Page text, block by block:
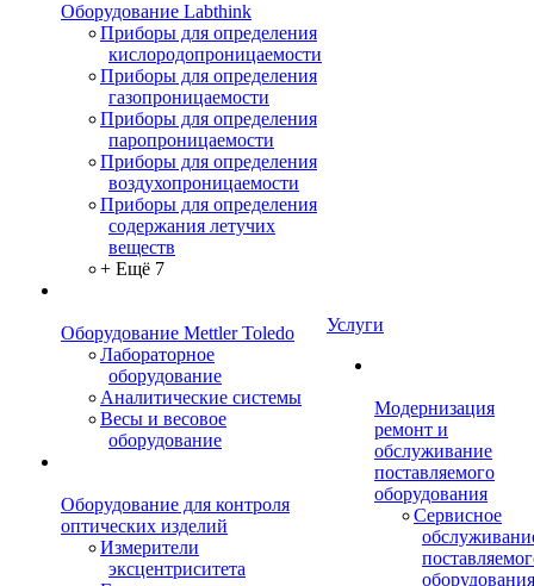
Оборудование Labthink
Приборы для определения
кислородопроницаемости
Приборы для определения
газопроницаемости
Приборы для определения
паропроницаемости
Приборы для определения
воздухопроницаемости
Приборы для определения
содержания летучих
веществ
+ Ещё 7
Оборудование Mettler Toledo
Лабораторное
оборудование
Аналитические системы
Весы и весовое
оборудование
Оборудование для контроля
оптических изделий
Измерители
эксцентриситета
Услуги
Модернизация
ремонт и
обслуживание
поставляемого
оборудования
Сервисное
оборудования